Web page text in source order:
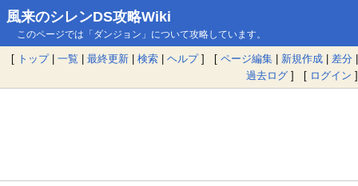
風来のシレンDS攻略Wiki
このページでは「ダンジョン」について攻略しています。
[ トップ| 一覧 | 最終更新 | 検索 | ヘルプ] [ ページ編集 | 新規作成 | 差分 |
過去ログ ] [ ログイン ]